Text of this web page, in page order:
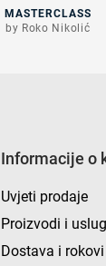
MASTERCLASS
by Roko Nikolić
Informacije o
Uvjeti prodaje
Proizvodi i
Dostava i